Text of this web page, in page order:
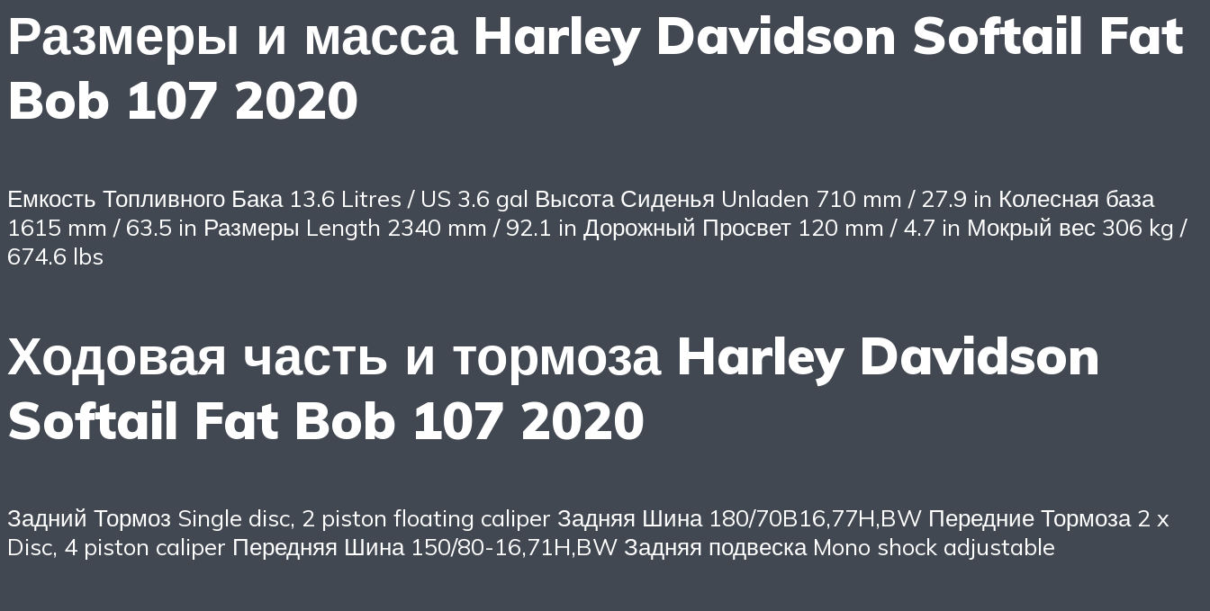
Размеры и масса Harley Davidson Softail Fat
Bob 107 2020
Емкость Топливного Бака 13.6 Litres / US 3.6 gal Высота Сиденья Unladen 710 mm / 27.9 in Колесная база
1615 mm / 63.5 in Размеры Length 2340 mm / 92.1 in Дорожный Просвет 120 mm / 4.7 in Мокрый вес 306 kg /
674.6 lbs
Ходовая часть и тормоза Harley Davidson
Softail Fat Bob 107 2020
Задний Тормоз Single disc, 2 piston floating caliper Задняя Шина 180/70B16,77H,BW Передние Тормоза 2 x
Disc, 4 piston caliper Передняя Шина 150/80-16,71H,BW Задняя подвеска Mono shock adjustable